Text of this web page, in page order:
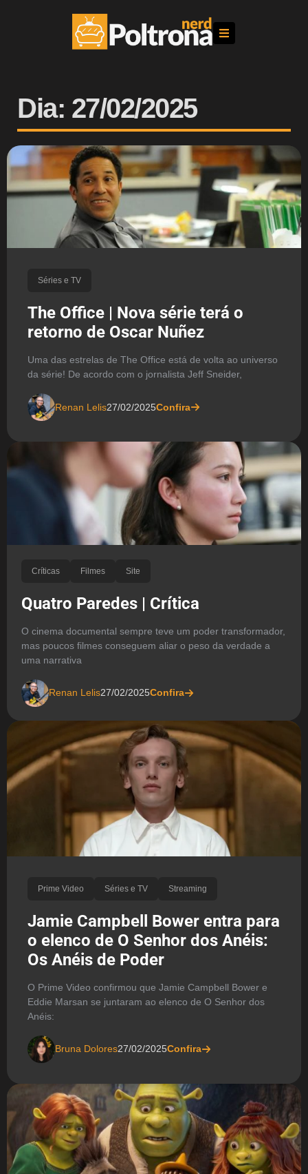
Dia: 27/02/2025
Séries e TV
The Office | Nova série terá o
retorno de Oscar Nuñez
Uma das estrelas de The Office está de volta ao universo
da série! De acordo com o jornalista Jeff Sneider,
Renan Lelis27/02/2025Confira
Críticas Filmes Site
Quatro Paredes | Crítica
O cinema documental sempre teve um poder transformador,
mas poucos filmes conseguem aliar o peso da verdade a
uma narrativa
Renan Lelis27/02/2025Confira
Prime Video Séries e TV Streaming
Jamie Campbell Bower entra para
o elenco de O Senhor dos Anéis:
Os Anéis de Poder
O Prime Video confirmou que Jamie Campbell Bower e
Eddie Marsan se juntaram ao elenco de O Senhor dos
Anéis:
Bruna Dolores27/02/2025Confira